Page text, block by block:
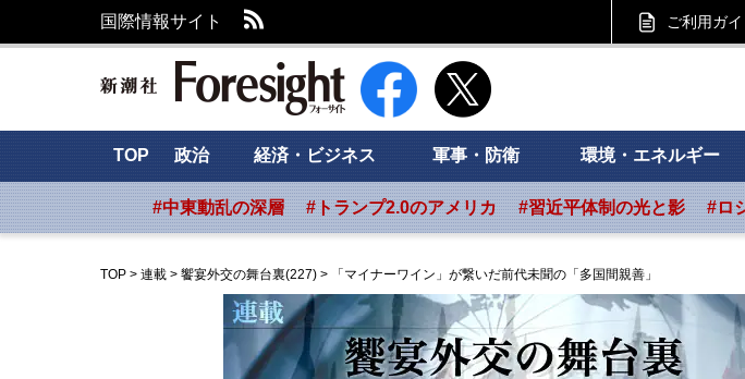
国際情報サイト ご利用ガイ
新潮社 Foresight フォーサイト
TOP 政治 経済・ビジネス 軍事・防衛 環境・エネルギー
#中東動乱の深層 #トランプ2.0のアメリカ #習近平体制の光と影 #ロ
TOP > 連載 > 饗宴外交の舞台裏(227) > 「マイナーワイン」が繋いだ前代未聞の「多国間親善」